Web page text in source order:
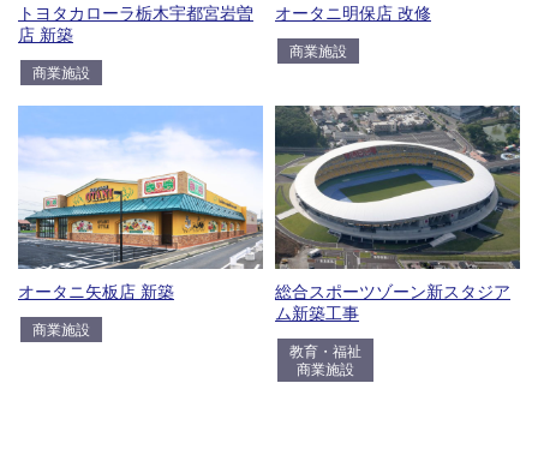
トヨタカローラ栃木宇都宮岩曽
店 新築
商業施設
オータニ明保店 改修
商業施設
オータニ矢板店 新築
商業施設
総合スポーツゾーン新スタジア
ム新築工事
教育・福祉
商業施設